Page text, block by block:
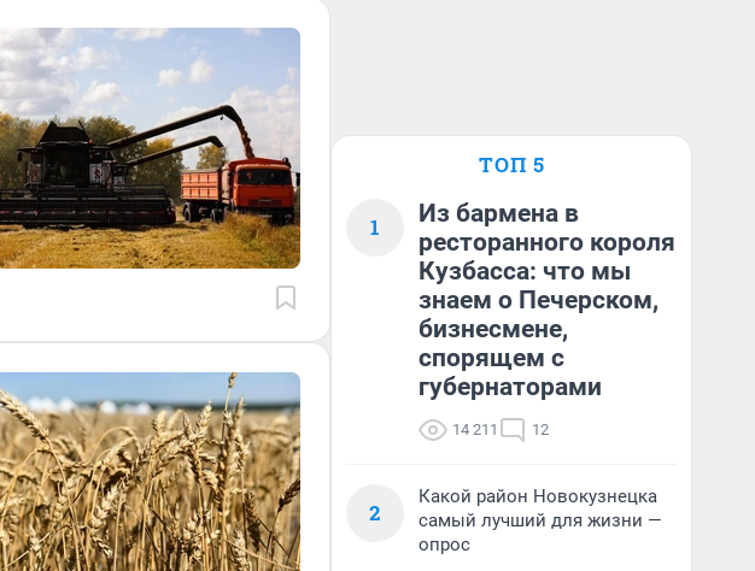
ТОП 5
1
Из бармена в
ресторанного короля
Кузбасса: что мы
знаем о Печерском,
бизнесмене,
спорящем с
губернаторами
14 211 12
2
Какой район Новокузнецка
самый лучший для жизни —
опрос